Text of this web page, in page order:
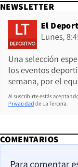
NEWSLETTER
El
Lunes,
Una selección
los eventos
semana, por el
Al suscribirte estás
Privacidad de La Tercera.
COMENTARIOS
Para comentar